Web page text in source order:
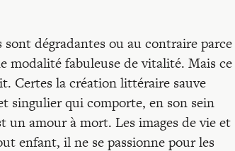
dégradantes ou au contraire parce
modalité fabuleuse de vitalité. Mais ce
Certes la création littéraire sauve
singulier qui comporte, en son sein
un amour à mort. Les images de vie et
enfant, il ne se passionne pour les